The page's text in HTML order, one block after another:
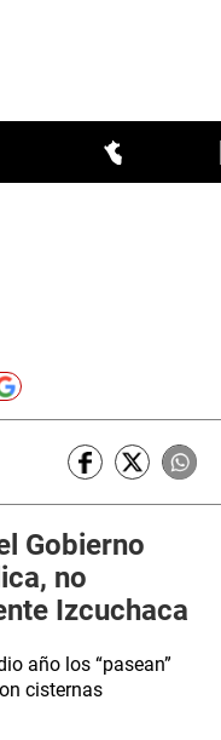
Gobierno
no
Izcuchaca
año los “pasean”
cisternas